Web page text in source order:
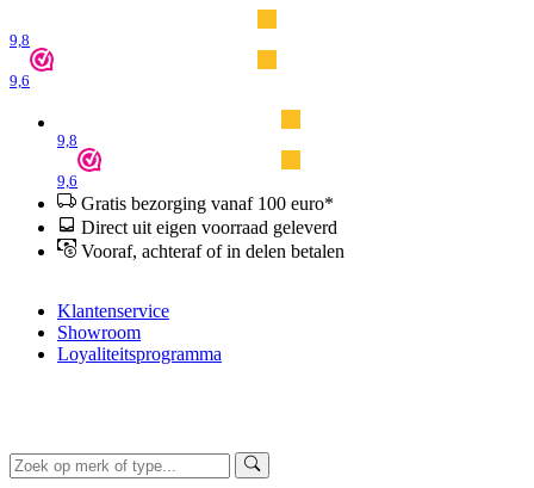
9,8
9,6
9,8
9,6
Gratis bezorging vanaf 100 euro*
Direct uit eigen voorraad geleverd
Vooraf, achteraf of in delen betalen
Klantenservice
Showroom
Loyaliteitsprogramma